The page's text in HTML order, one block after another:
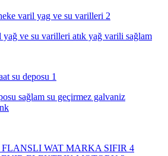
yağ ve su varilleri atık yağ varili sağlam
sağlam su geçirmez galvaniz